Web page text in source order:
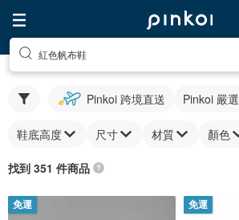
紅色帆布鞋
Pinkoi 跨境直送 Pinkoi 嚴選
鞋底高度 尺寸 材質 顏色
找到 351 件商品
免運 免運